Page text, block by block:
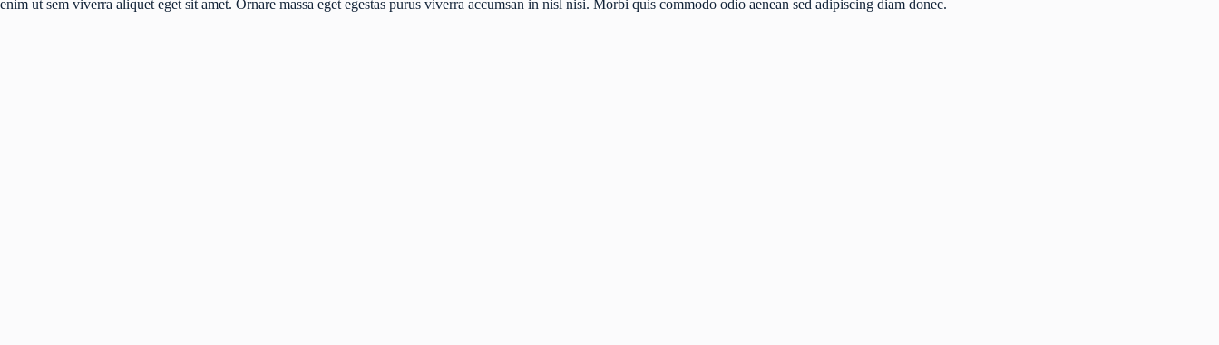
enim ut sem viverra aliquet eget sit amet. Ornare massa eget egestas purus viverra accumsan in nisl nisi. Morbi quis commodo odio aenean sed adipiscing diam donec.